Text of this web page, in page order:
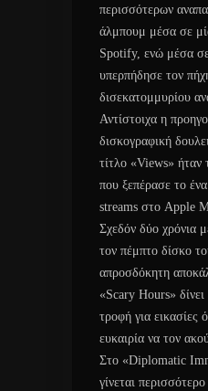
περισσότερων
άλμπουμ μέσα σε
Spotify, ενώ μέσα
υπερπήδησε τον
δισεκατομμυρίου
Αντίστοιχα η
δισκογραφική
τίτλο «Views»
που ξεπέρασε το
streams στο Apple
Σχεδόν δύο χρόνια
τον πέμπτο δίσκο
απροσδόκητη
«Scary Hours» δίνει
τροφή για εικασίες
ευκαιρία να τον
Στο «Diplomatic
γίνεται